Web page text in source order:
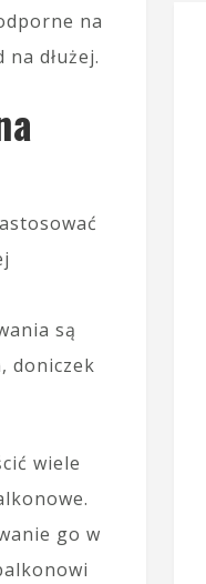
na
dłużej.
są
doniczek
wiele
go w